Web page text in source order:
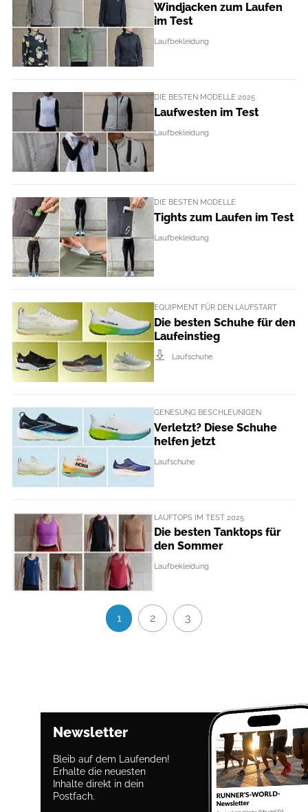
Windjacken zum Laufen
im Test
Laufbekleidung
DIE BESTEN MODELLE 2025
Laufwesten im Test
Laufbekleidung
DIE BESTEN MODELLE
Tights zum Laufen im Test
Laufbekleidung
EQUIPMENT FÜR DEN LAUFSTART
Die besten Schuhe für den
Laufeinstieg
Laufschuhe
GENESUNG BESCHLEUNIGEN
Verletzt? Diese Schuhe
helfen jetzt
Laufschuhe
LAUFTOPS IM TEST 2025
Die besten Tanktops für
den Sommer
Laufbekleidung
1 2 3
Newsletter
Bleib auf dem Laufenden!
Erhalte die neuesten
Inhalte direkt in dein
Postfach.